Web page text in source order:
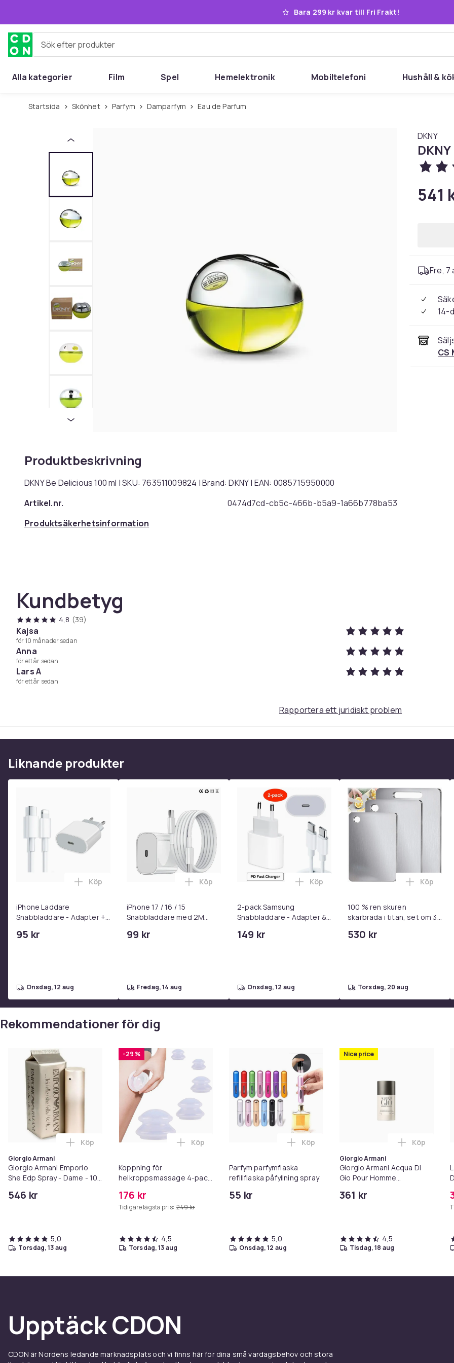
Bara 299 kr kvar till Fri Frakt!
Sök efter produkter
Alla kategorier Film Spel Hemelektronik Mobiltelefoni Hushåll &
Startsida Skönhet Parfym Damparfym Eau de Parfum
Produktbeskrivning
DKNY Be Delicious 100 ml | SKU: 763511009824 | Brand: DKNY | EAN: 0085715950000
Artikel.nr.
0474d7cd-cb5c-466b-b5a9-1a66b778ba53
Produktsäkerhetsinformation
Kundbetyg
4,8 (39)
Kajsa
för 10 månader sedan
Anna
för ett år sedan
Lars A
för ett år sedan
DKNY
541
Fre, 7
14-
CS
Rapportera ett juridiskt problem
Liknande produkter
iPhone Laddare
Snabbladdare - Adapter +
C 2m
95 kr
Lägg till iPhone Laddare Snabbladdare - Adapter + Kabel 25W lightning - USB-C 2m i varukorgen
Köp
onsdag, 12 aug
iPhone 17 / 16 / 15
Snabbladdare med 2M
99 kr
Lägg till iPhone 17 / 16 / 15 Snabbladdare med 2M USB-C till USB-C
Köp
fredag, 14 aug
2-pack Samsung
Snabbladdare - Adapter &
149 kr
Lägg till 2-pack Samsung
Köp
onsdag, 12 aug
100 % ren skuren
skärbräda i titan, set om 3,
livsmedelsgodkända
530 kr
Lägg till
Köp
torsdag, 20 aug
Rekommendationer för dig
Giorgio Armani
Giorgio Armani Emporio
She Edp Spray - Dame - 100
546 kr
Lägg till Giorgio Armani Emporio She Edp Spray - Dame - 100 ml i varukorgen
Köp
5,0
torsdag, 13 aug
-29 %
Koppning för
helkroppsmassage 4-pack
176 kr
Tidigare lägsta pris: 249 kr
Lägg till Koppning för helkroppsmassage 4-pack (L-XS) Vit i varukorgen
Köp
4,5
torsdag, 13 aug
Parfym parfymflaska
refillflaska påfyllning spray
55 kr
Lägg till Parfym parfymflaska refillflaska
Köp
5,0
onsdag, 12 aug
Nice price
Giorgio Armani
Giorgio Armani Acqua Di
Gio Pour Homme
361 kr
Lägg till
Köp
4,5
tisdag, 18 aug
Upptäck CDON
CDON är Nordens ledande marknadsplats och vi finns här för dina små vardagsbehov och stora